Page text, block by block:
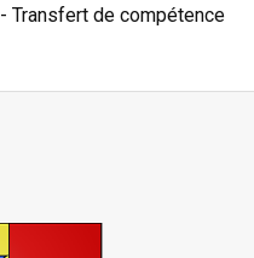
- Transfert de compétence